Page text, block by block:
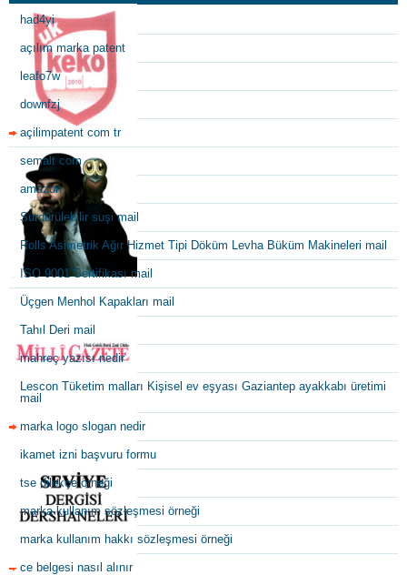
had4yi
açılım marka patent
leafo7w
downfzj
açilimpatent com tr
semalt com
amazon
Sürdürülebilir suşi mail
Rolls Asimetrik Ağır Hizmet Tipi Döküm Levha Büküm Makineleri mail
ISO 9001 Sertifikası mail
Üçgen Menhol Kapakları mail
Tahıl Deri mail
mahreç yazısı nedir
Lescon Tüketim malları Kişisel ev eşyası Gaziantep ayakkabı üretimi
mail
marka logo slogan nedir
ikamet izni başvuru formu
tse dilekçe örneği
marka kullanım sözleşmesi örneği
marka kullanım hakkı sözleşmesi örneği
ce belgesi nasıl alınır